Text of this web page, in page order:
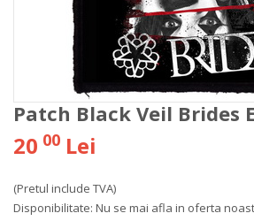
Patch Black Veil Brides
20 00 Lei
(Pretul include TVA)
Disponibilitate: Nu se mai afla in oferta